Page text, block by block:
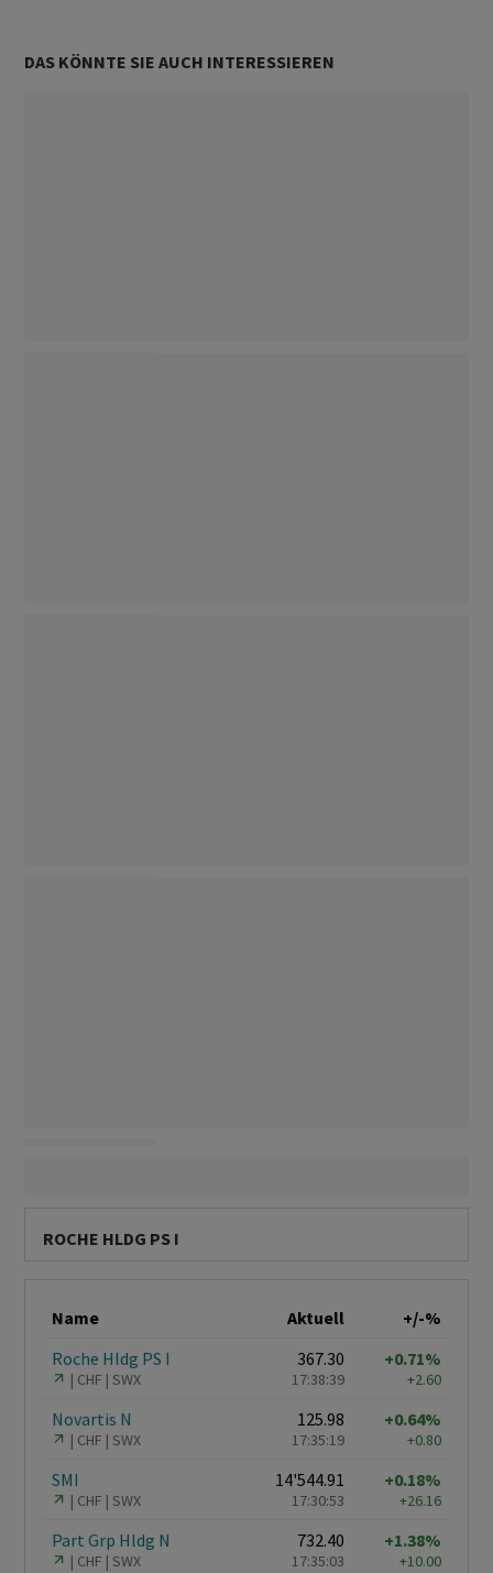
DAS KÖNNTE SIE AUCH INTERESSIEREN
ROCHE HLDG PS I
Name Aktuell
+/-%
Roche Hldg PS I
CHF SWX
367.30
17:38:39
+0.71%
+2.60
Novartis N
CHF SWX
125.98
17:35:19
+0.64%
+0.80
SMI
CHF SWX
14'544.91
17:30:53
+0.18%
+26.16
Part Grp Hldg N
CHF SWX
732.40
17:35:03
+1.38%
+10.00